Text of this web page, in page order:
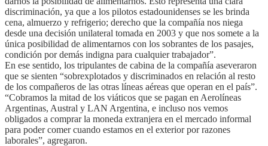
discriminación, ya que a los pilotos estadounidenses se les brinda
cena, almuerzo y refrigerio; derecho que la compañía nos niega
desde una decisión unilateral tomada en 2003 y que nos somete a la
única posibilidad de alimentarnos con los sobrantes de los pasajes,
condición por demás indigna para cualquier trabajador”.
En ese sentido, los tripulantes de cabina de la compañía aseveraron
que se sienten “sobrexplotados y discriminados en relación al resto
de los compañeros de las otras líneas aéreas que operan en el país”.
“Cobramos la mitad de los viáticos que se pagan en Aerolíneas
Argentinas, Austral y LAN Argentina, e incluso nos vemos
obligados a comprar la moneda extranjera en el mercado informal
para poder comer cuando estamos en el exterior por razones
laborales”, agregaron.